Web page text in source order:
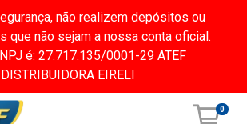
não realizem depósitos ou
que não sejam a nossa conta oficial.
é: 27.717.135/0001-29 ATEF
DISTRIBUIDORA EIRELI
0